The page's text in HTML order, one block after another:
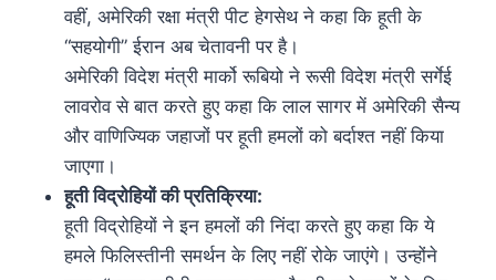
वहीं, अमेरिकी रक्षा मंत्री पीट हेगसेथ ने कहा कि हूती के
“सहयोगी” ईरान अब चेतावनी पर है।
अमेरिकी विदेश मंत्री मार्को रूबियो ने रूसी विदेश मंत्री सर्गेई
लावरोव से बात करते हुए कहा कि लाल सागर में अमेरिकी सैन्य
और वाणिज्यिक जहाजों पर हूती हमलों को बर्दाश्त नहीं किया
जाएगा।
हूती विद्रोहियों की प्रतिक्रिया:
हूती विद्रोहियों ने इन हमलों की निंदा करते हुए कहा कि ये
हमले फिलिस्तीनी समर्थन के लिए नहीं रोके जाएंगे। उन्होंने